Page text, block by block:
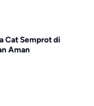
Cat Semprot di
Aman